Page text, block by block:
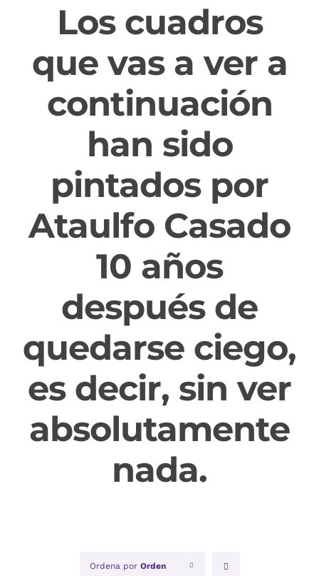
Los cuadros
que vas a ver a
continuación
han sido
pintados por
Ataulfo Casado
10 años
después de
quedarse ciego,
es decir, sin ver
absolutamente
nada.
Ordena por Orden